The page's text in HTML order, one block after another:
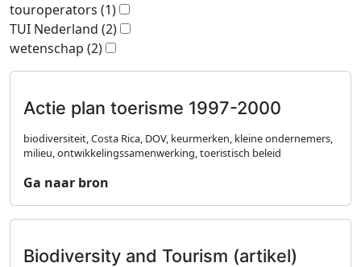
touroperators (1)
TUI Nederland (2)
wetenschap (2)
Actie plan toerisme 1997-2000
biodiversiteit, Costa Rica, DOV, keurmerken, kleine ondernemers,
milieu, ontwikkelingssamenwerking, toeristisch beleid
Ga naar bron
Biodiversity and Tourism (artikel)